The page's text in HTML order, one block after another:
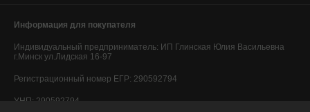
Информация для покупателя
Индивидуальный предприниматель: ИП Глинская Юлия Васильевна
г.Минск ул.Лидская 16-97
Регистрационный номер ЕГР: 290592794
УНП: 290592794